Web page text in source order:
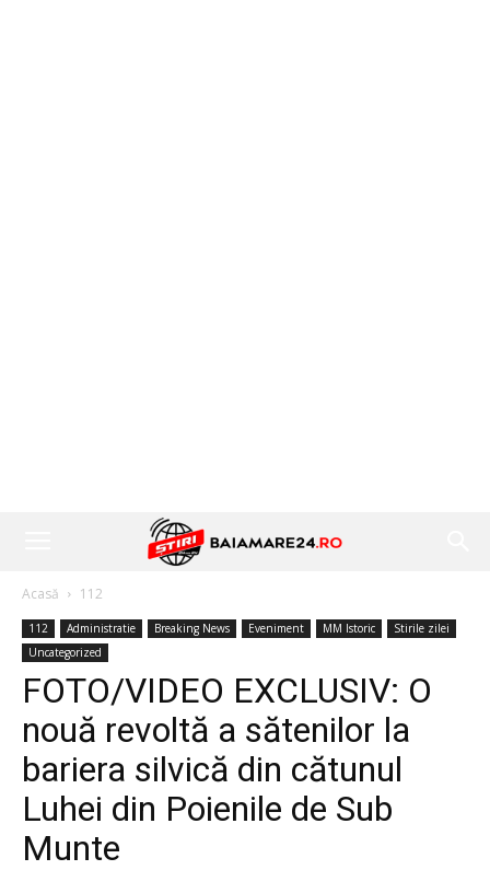
Acasă 112
112 Administratie Breaking News Eveniment MM Istoric
Stirile zilei
Uncategorized
FOTO/VIDEO EXCLUSIV: O
nouă revoltă a sătenilor la
bariera silvică din cătunul
Luhei din Poienile de Sub
Munte